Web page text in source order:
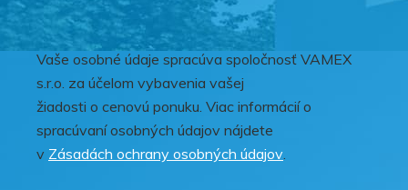
Vaše osobné údaje spracúva spoločnosť VAMEX
s.r.o. za účelom vybavenia vašej
žiadosti o cenovú ponuku. Viac informácií o
spracúvaní osobných údajov nájdete
v Zásadách ochrany osobných údajov.